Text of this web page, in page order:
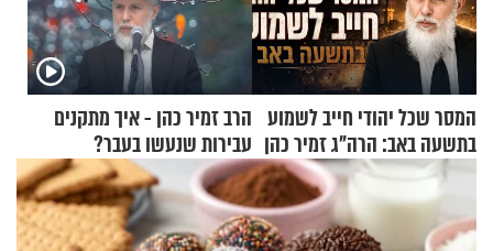
המסר שכל יהודי חייב לשמוע
בתשעה באב: הרה"ג זמיר כהן
בשיעור מיוחד
הרב זמיר כהן - איך מתקנים
עבירות שנעשו בעבר?